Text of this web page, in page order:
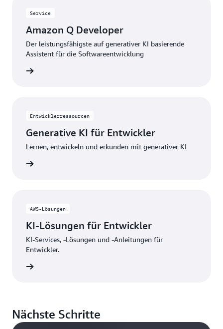
Service
Amazon Q Developer
Der leistungsfähigste auf generativer KI basierende
Assistent für die Softwareentwicklung
Entwicklerressourcen
Generative KI für Entwickler
Lernen, entwickeln und erkunden mit generativer KI
AWS-Lösungen
KI-Lösungen für Entwickler
KI-Services, -Lösungen und -Anleitungen für
Entwickler.
Nächste Schritte